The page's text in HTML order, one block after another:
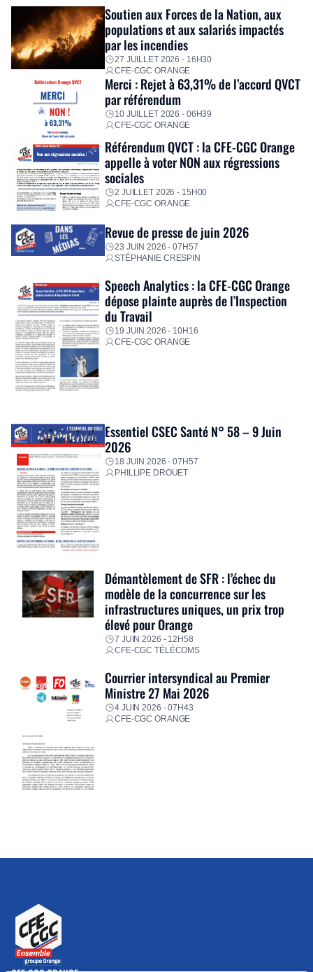
Fidèle à sa mission d’utilité sociale, le Groupe mobilise
immédiatement ses équipes afin de proposer un diagnostic
personnalisé, des aides financières pour faire face aux
premières dépenses, […]
Soutien aux Forces de la Nation, aux
populations et aux salariés impactés
par les incendies
27 JUILLET 2026 - 16H30
CFE-CGC ORANGE
Merci : Rejet à 63,31% de l’accord QVCT
par référendum
10 JUILLET 2026 - 06H39
CFE-CGC ORANGE
Référendum QVCT : la CFE-CGC Orange
appelle à voter NON aux régressions
sociales
2 JUILLET 2026 - 15H00
CFE-CGC ORANGE
Revue de presse de juin 2026
23 JUIN 2026 - 07H57
STÉPHANIE CRESPIN
Speech Analytics : la CFE-CGC Orange
dépose plainte auprès de l’Inspection
du Travail
19 JUIN 2026 - 10H16
CFE-CGC ORANGE
Essentiel CSEC Santé N° 58 – 9 Juin
2026
18 JUIN 2026 - 07H57
PHILLIPE DROUET
Démantèlement de SFR : l’échec du
modèle de la concurrence sur les
infrastructures uniques, un prix trop
élevé pour Orange
7 JUIN 2026 - 12H58
CFE-CGC TÉLÉCOMS
Courrier intersyndical au Premier
Ministre 27 Mai 2026
4 JUIN 2026 - 07H43
CFE-CGC ORANGE